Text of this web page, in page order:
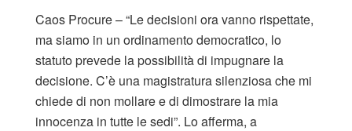
Caos Procure – “Le decisioni ora vanno rispettate,
ma siamo in un ordinamento democratico, lo
statuto prevede la possibilità di impugnare la
decisione. C’è una magistratura silenziosa che mi
chiede di non mollare e di dimostrare la mia
innocenza in tutte le sedi”. Lo afferma, a